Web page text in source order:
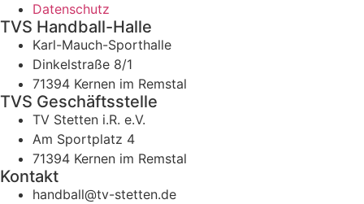
Datenschutz
TVS Handball-Halle
Karl-Mauch-Sporthalle
Dinkelstraße 8/1
71394 Kernen im Remstal
TVS Geschäftsstelle
TV Stetten i.R. e.V.
Am Sportplatz 4
71394 Kernen im Remstal
Kontakt
handball@tv-stetten.de